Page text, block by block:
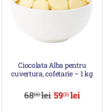
Ciocolata Alba pentru
cuvertura, cofetarie – 1 kg
6800lei 5900lei